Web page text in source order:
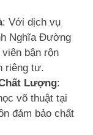
: Với dịch vụ
Nghĩa Đường
bận rộn
riêng tư.
Lượng:
võ thuật tại
đảm bảo chất